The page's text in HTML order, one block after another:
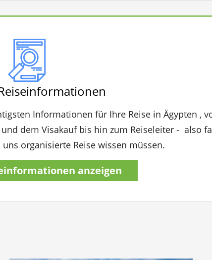
Informationen für Ihre Reise in Ägypten ,
dem Visakauf bis hin zum Reiseleiter - also
organisierte Reise wissen müssen.
anzeigen